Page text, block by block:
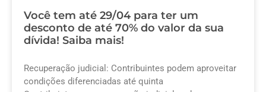
Você tem até 29/04 para ter um
desconto de até 70% do valor da sua
dívida! Saiba mais!
Recuperação judicial: Contribuintes podem aproveitar
condições diferenciadas até quinta